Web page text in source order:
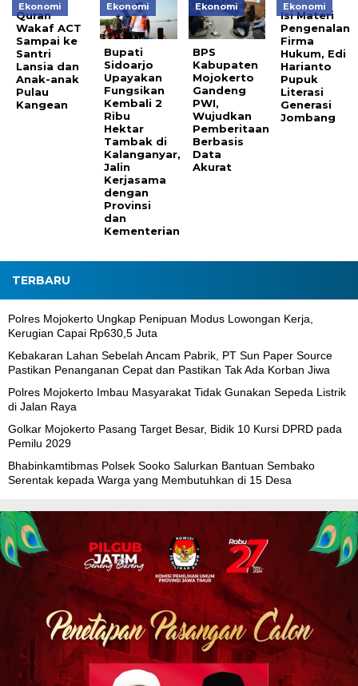
Ekonomi
Quran
Wakaf ACT
Sampai ke
Santri
Lansia dan
Anak-anak
Pulau
Kangean
Ekonomi
Bupati
Sidoarjo
Upayakan
Fungsikan
Kembali 2
Ribu
Hektar
Tambak di
Kalanganyar,
Jalin
Kerjasama
dengan
Provinsi
dan
Kementerian
Ekonomi
BPS
Kabupaten
Mojokerto
Gandeng
PWI,
Wujudkan
Pemberitaan
Berbasis
Data
Akurat
Ekonomi
Isi Materi
Pengenalan
Firma
Hukum, Edi
Harianto
Pupuk
Literasi
Generasi
Jombang
TERBARU
Polres Mojokerto Ungkap Penipuan Modus Lowongan Kerja,
Kerugian Capai Rp630,5 Juta
Kebakaran Lahan Sebelah Ancam Pabrik, PT Sun Paper Source
Pastikan Penanganan Cepat dan Pastikan Tak Ada Korban Jiwa
Polres Mojokerto Imbau Masyarakat Tidak Gunakan Sepeda Listrik
di Jalan Raya
Golkar Mojokerto Pasang Target Besar, Bidik 10 Kursi DPRD pada
Pemilu 2029
Bhabinkamtibmas Polsek Sooko Salurkan Bantuan Sembako
Serentak kepada Warga yang Membutuhkan di 15 Desa